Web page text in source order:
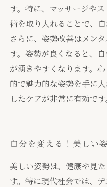
す。特に、マッサージや
術を取り入れることで、
さらに、姿勢改善はメン
す。姿勢が良くなると、
が湧きやすくなります。
的で魅力的な姿勢を手に
したケアが非常に有効です
自分を変える！美しい
美しい姿勢は、健康や見
す。特に現代社会では、